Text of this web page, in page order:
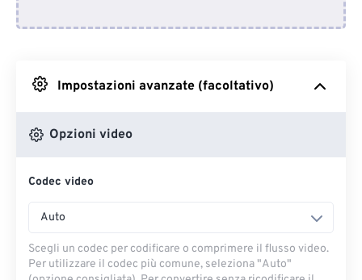
Da Google Drive
Impostazioni avanzate (facoltativo)
Opzioni video
Codec video
Auto
Scegli un codec per codificare o comprimere il flusso video.
Per utilizzare il codec più comune, seleziona "Auto"